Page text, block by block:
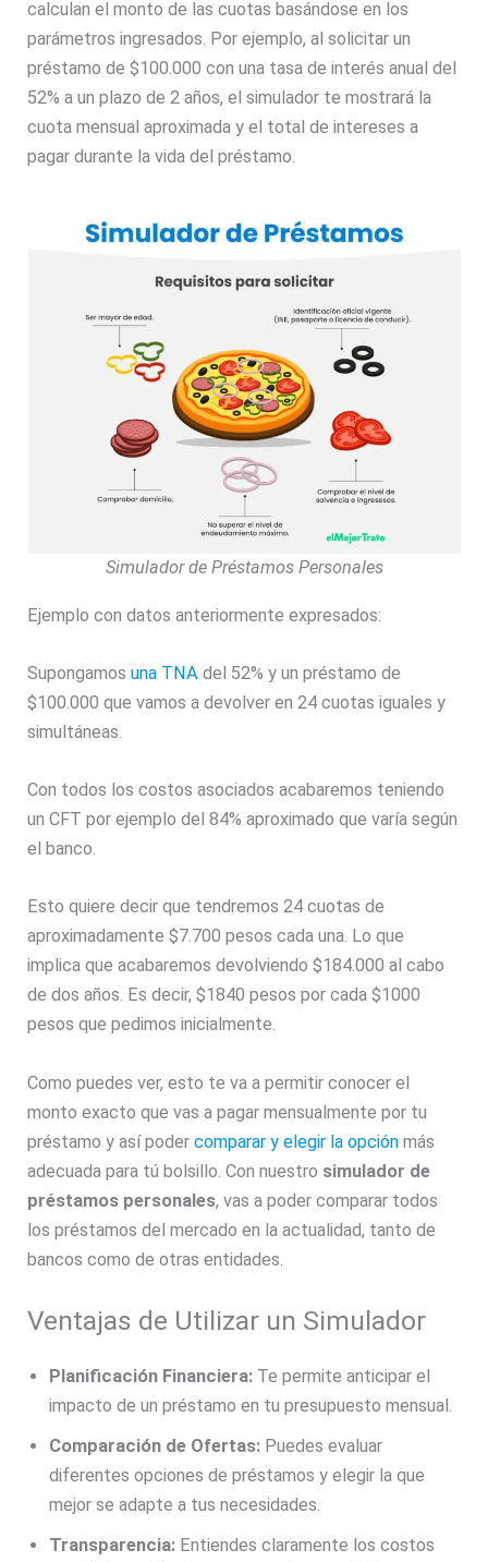
calculan el monto de las cuotas basándose en los
parámetros ingresados. Por ejemplo, al solicitar un
préstamo de $100.000 con una tasa de interés anual del
52% a un plazo de 2 años, el simulador te mostrará la
cuota mensual aproximada y el total de intereses a
pagar durante la vida del préstamo.
Simulador de Préstamos Personales
Ejemplo con datos anteriormente expresados:
Supongamosuna TNA del 52% y un préstamo de
$100.000 que vamos a devolver en 24 cuotas iguales y
simultáneas.
Con todos los costos asociados acabaremos teniendo
un CFT por ejemplo del 84% aproximado que varía según
el banco.
Esto quiere decir que tendremos 24 cuotas de
aproximadamente $7.700 pesos cada una. Lo que
implica que acabaremos devolviendo $184.000 al cabo
de dos años. Es decir, $1840 pesos por cada $1000
pesos que pedimos inicialmente.
Como puedes ver, esto te va a permitir conocer el
monto exacto que vas a pagar mensualmente por tu
préstamo y así podercomparar y elegir la opción más
adecuada para tú bolsillo. Con nuestro simulador de
préstamos personales, vas a poder comparar todos
los préstamos del mercado en la actualidad, tanto de
bancos como de otras entidades.
Ventajas de Utilizar un Simulador
Planificación Financiera: Te permite anticipar el
impacto de un préstamo en tu presupuesto mensual.
Comparación de Ofertas: Puedes evaluar
diferentes opciones de préstamos y elegir la que
mejor se adapte a tus necesidades.
Transparencia: Entiendes claramente los costos